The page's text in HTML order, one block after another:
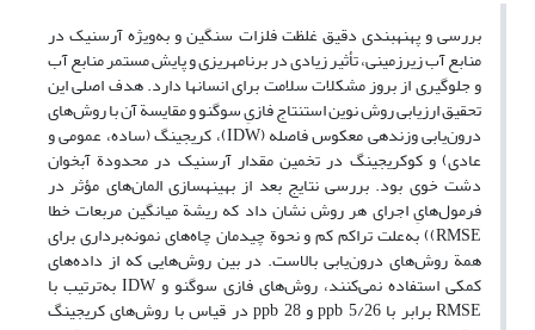
بررسی و پهنه­بندی دقیق غلظت فلزات سنگین و به‌ویژه آرسنیک در
منابع آب زیرزمینی، تأثیر زیادی در برنامه­ریزی و پایش مستمر منابع آب
و جلوگیری از بروز مشکلات سلامت برای انسان­ها دارد. هدف اصلی این
تحقیق ارزیابی روش نوین­ استنتاج فازیِ سوگنو و مقایسة آن با روش‌های
درون‌یابی وزن­دهی معکوس فاصله (IDW)، کریجینگ (ساده، عمومی و
عادی) و کوکریجینگ در تخمین مقدار آرسنیک در محدودة آبخوان
دشت خوی بود. بررسی نتایج بعد از بهینه­سازی المان‌های مؤثر در
فرمول‌هایِ اجرای هر روش­ نشان ‌داد که ریشة میانگین مربعات خطا
RMSE)) به‌علت تراکم کم و نحوة چیدمان چاه‌های نمونه‌برداری برای
همة روش‌های درون‌یابی بالاست. در بین روش‌هایی که از داده‌های
کمکی استفاده نمی‌کنند، روش‌های فازی سوگنو و IDW به‌ترتیب با
RMSE برابر با ppb 5/26 و ppb 28 در قیاس با روش‌های کریجینگ